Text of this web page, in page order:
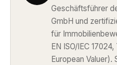
Geschäftsführer
GmbH und
für
EN ISO/IEC
European